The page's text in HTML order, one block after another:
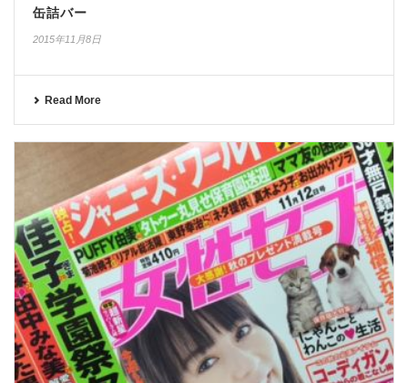
缶詰バー
2015年11月8日
Read More